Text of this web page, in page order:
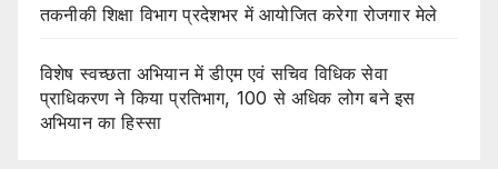
तकनीकी शिक्षा विभाग प्रदेशभर में आयोजित करेगा रोजगार मेले
विशेष स्वच्छता अभियान में डीएम एवं सचिव विधिक सेवा
प्राधिकरण ने किया प्रतिभाग, 100 से अधिक लोग बने इस
अभियान का हिस्सा